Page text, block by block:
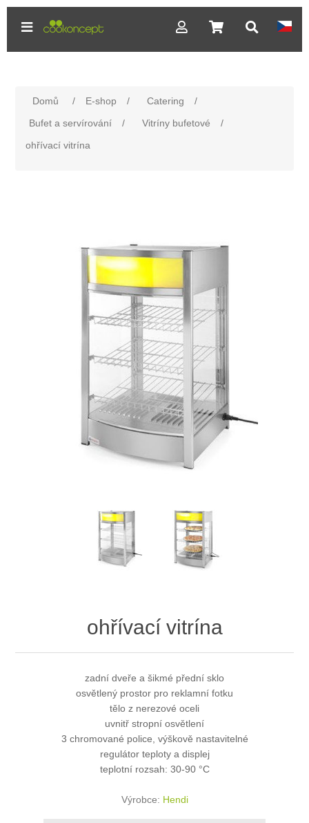
Domů / E-shop / Catering
/
Bufet a servírování
/ Vitríny bufetové
/
ohřívací vitrína
ohřívací vitrína
zadní dveře a šikmé přední sklo
osvětlený prostor pro reklamní fotku
tělo z nerezové oceli
uvnitř stropní osvětlení
3 chromované police, výškově nastavitelné
regulátor teploty a displej
teplotní rozsah: 30-90 °C
Výrobce: Hendi